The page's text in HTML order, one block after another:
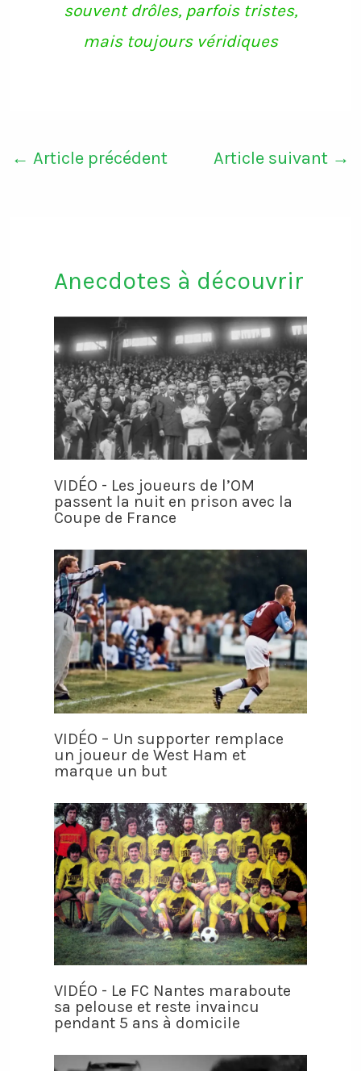
souvent drôles, parfois tristes,
mais toujours véridiques
← Article précédent Article suivant →
Anecdotes à découvrir
VIDÉO - Les joueurs de l’OM
passent la nuit en prison avec la
Coupe de France
VIDÉO – Un supporter remplace
un joueur de West Ham et
marque un but
VIDÉO - Le FC Nantes maraboute
sa pelouse et reste invaincu
pendant 5 ans à domicile